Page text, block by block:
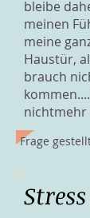
bleibe
meinen
meine
Haustür,
brauch
nichtmehr
Frage